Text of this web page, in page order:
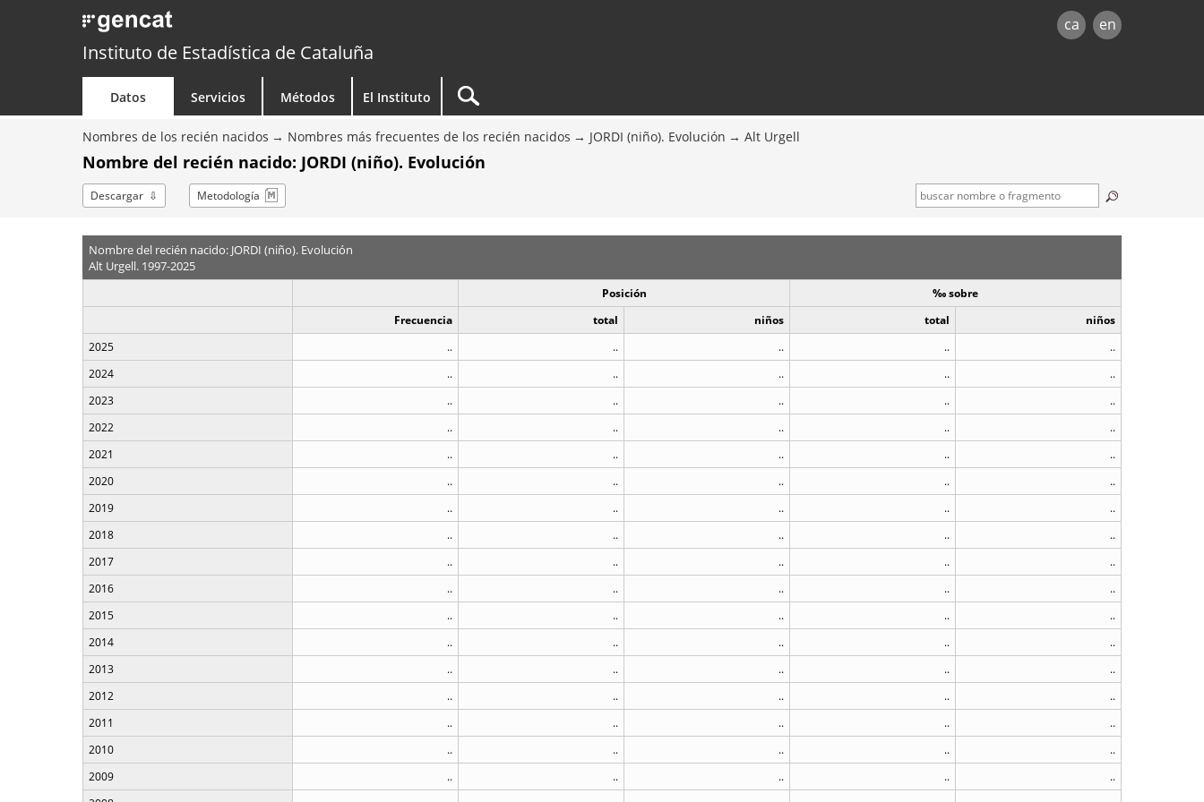
ca en
Instituto de Estadística de Cataluña
Datos Servicios Métodos El Instituto
Nombres de los recién nacidos Nombres más frecuentes de los recién nacidos JORDI (niño). Evolución Alt Urgell
Nombre del recién nacido: JORDI (niño). Evolución
Descargar Metodología
Nombre del recién nacido: JORDI (niño). Evolución
Alt Urgell. 1997-2025
Posición
‰ sobre
Frecuencia
total niños total
niños
2025
.. .. .. ..
..
2024
.. .. .. ..
..
2023
.. .. .. ..
..
2022
.. .. .. ..
..
2021
.. .. .. ..
..
2020
.. .. .. ..
..
2019
.. .. .. ..
..
2018
.. .. .. ..
..
2017
.. .. .. ..
..
2016
.. .. .. ..
..
2015
.. .. .. ..
..
2014
.. .. .. ..
..
2013
.. .. .. ..
..
2012
.. .. .. ..
..
2011
.. .. .. ..
..
2010
.. .. .. ..
..
2009
.. .. .. ..
..